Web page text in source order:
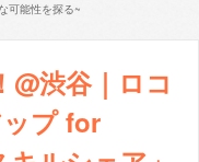
可能性を探る~
@渋谷｜ロコ
プ for